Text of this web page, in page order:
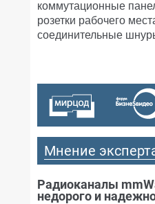
коммутационные
розетки рабочего
соединительные
Мнение
Радиоканалы
недорого и